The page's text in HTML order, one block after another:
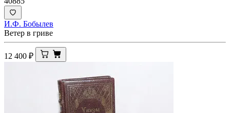
И.Ф. Бобылев
Ветер в гриве
12 400 ₽